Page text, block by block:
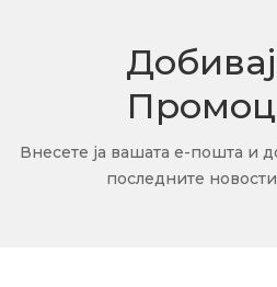
Внесете ја вашата е-пошта и
последните